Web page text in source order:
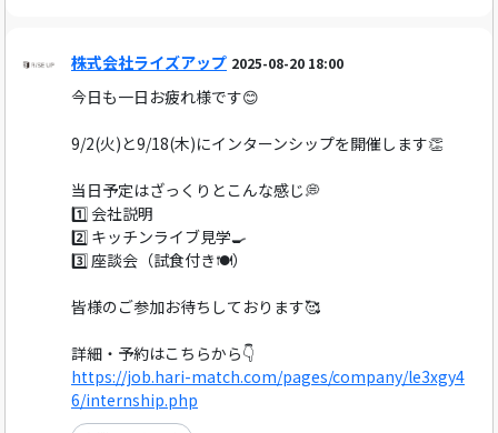
株式会社ライズアップ 2025-08-20 18:00
今日も一日お疲れ様です😊
9/2(火)と9/18(木)にインターンシップを開催します👏
当日予定はざっくりとこんな感じ💭
1️⃣ 会社説明
2️⃣ キッチンライブ見学🍳
3️⃣ 座談会（試食付き🍽️）
皆様のご参加お待ちしております🥰
詳細・予約はこちらから👇
https://job.hari-match.com/pages/company/le3xgy4
6/internship.php